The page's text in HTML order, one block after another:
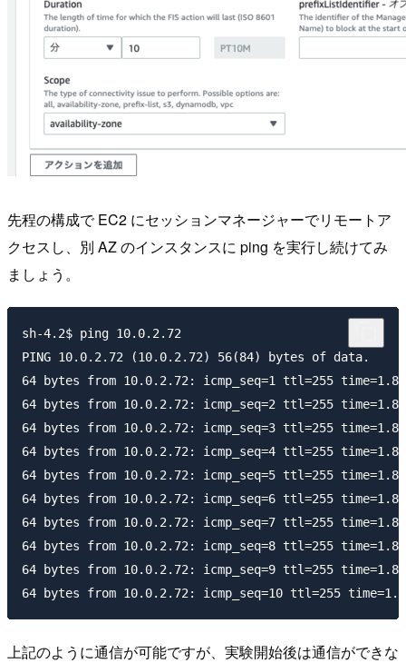
先程の構成で EC2 にセッションマネージャーでリモートア
クセスし、別 AZ のインスタンスに ping を実行し続けてみ
ましょう。
sh-4.2$ ping 10.0.2.72
PING 10.0.2.72 (10.0.2.72) 56(84) bytes of data.
64 bytes from 10.0.2.72: icmp_seq=1 ttl=255 time=1.81
64 bytes from 10.0.2.72: icmp_seq=2 ttl=255 time=1.83
64 bytes from 10.0.2.72: icmp_seq=3 ttl=255 time=1.88
64 bytes from 10.0.2.72: icmp_seq=4 ttl=255 time=1.80
64 bytes from 10.0.2.72: icmp_seq=5 ttl=255 time=1.84
64 bytes from 10.0.2.72: icmp_seq=6 ttl=255 time=1.83
64 bytes from 10.0.2.72: icmp_seq=7 ttl=255 time=1.84
64 bytes from 10.0.2.72: icmp_seq=8 ttl=255 time=1.83
64 bytes from 10.0.2.72: icmp_seq=9 ttl=255 time=1.86
上記のように通信が可能ですが、実験開始後は通信ができな